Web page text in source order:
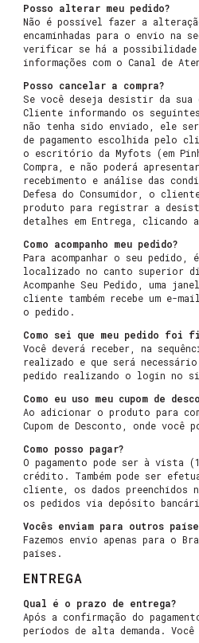
Posso alterar meu pedido?
Não é possível fazer a
encaminhadas para o envio na
verificar se há a possibilidade
informações com o Canal de
Posso cancelar a compra?
Se você deseja desistir da
Cliente informando os
não tenha sido enviado, ele
de pagamento escolhida pelo
o escritório da Myfots (em
Compra, e não poderá
recebimento e análise das
Defesa do Consumidor, o
produto para registrar a
detalhes em Entrega, clicando
Como acompanho meu pedido?
Para acompanhar o seu
localizado no canto superior
Acompanhe Seu Pedido, uma
cliente também recebe um e-
o pedido.
Como sei que meu pedido foi
Você deverá receber, na
realizado e que será
pedido realizando o login no
Como eu uso meu cupom de
Ao adicionar o produto para
Cupom de Desconto, onde
Como posso pagar?
O pagamento pode ser à vista
crédito. Também pode ser
cliente, os dados preenchidos
os pedidos via depósito
Vocês enviam para outros
Fazemos envio apenas para o
países.
ENTREGA
Qual é o prazo de entrega?
Após a confirmação do
períodos de alta demanda.